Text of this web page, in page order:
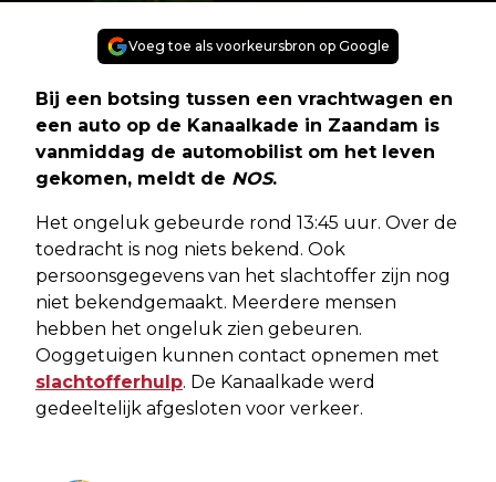
Voeg toe als voorkeursbron op Google
Bij een botsing tussen een vrachtwagen en
een auto op de Kanaalkade in Zaandam is
vanmiddag de automobilist om het leven
gekomen, meldt de NOS.
Het ongeluk gebeurde rond 13:45 uur. Over de
toedracht is nog niets bekend. Ook
persoonsgegevens van het slachtoffer zijn nog
niet bekendgemaakt. Meerdere mensen
hebben het ongeluk zien gebeuren.
Ooggetuigen kunnen contact opnemen met
slachtofferhulp. De Kanaalkade werd
gedeeltelijk afgesloten voor verkeer.